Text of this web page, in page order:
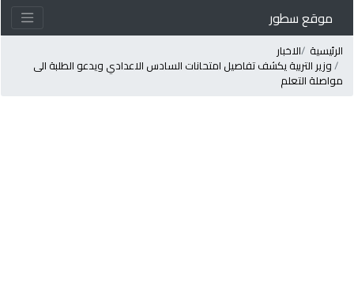
موقع سطور
الرئيسية الاخبار
وزير التربية يكشف تفاصيل امتحانات السادس الاعدادي ويدعو الطلبة الى
مواصلة التعلم